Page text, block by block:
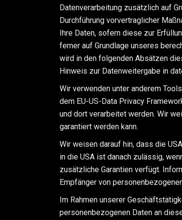
Datenverarbeitung zusätzlich auf
Durchführung vorvertraglicher
Ihre Daten, sofern diese zur
ferner auf Grundlage unseres
wird in den folgenden Absätzen
Hinweis zur Datenweitergabe in
Wir verwenden unter anderem
dem EU-US-Data Privacy
und dort verarbeitet werden. Wir
garantiert werden kann.
Wir weisen darauf hin, dass die
in die USA ist danach zulässig,
zusätzliche Garantien verfügt.
Empfänger von
Im Rahmen unserer
personenbezogenen Daten an